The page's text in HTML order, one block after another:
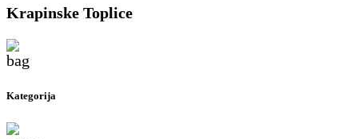
Krapinske Toplice
Kategorija